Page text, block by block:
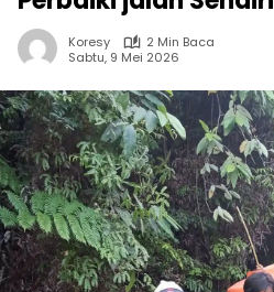
Koresy
2 Min Baca
Sabtu, 9 Mei 2026